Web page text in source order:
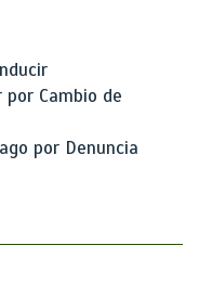
Cambio de
por Denuncia